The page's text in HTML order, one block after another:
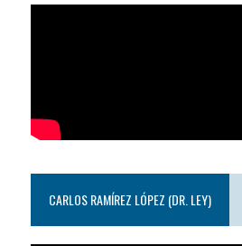
CARLOS RAMÍREZ LÓPEZ (DR. LEY)